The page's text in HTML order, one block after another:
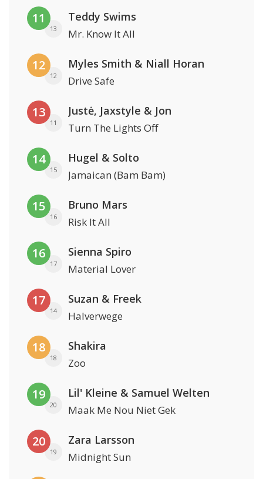
11
13
Teddy Swims
Mr. Know It All
12
12
Myles Smith & Niall Horan
Drive Safe
13
11
Justė, Jaxstyle & Jon
Turn The Lights Off
14
15
Hugel & Solto
Jamaican (Bam Bam)
15
16
Bruno Mars
Risk It All
16
17
Sienna Spiro
Material Lover
17
14
Suzan & Freek
Halverwege
18
18
Shakira
Zoo
19
20
Lil' Kleine & Samuel Welten
Maak Me Nou Niet Gek
20
19
Zara Larsson
Midnight Sun